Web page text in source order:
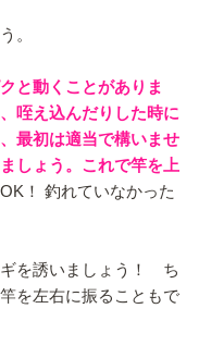
。
と動くことがありま
咥え込んだりした時に
最初は適当で構いませ
しょう。これで竿を上
！ 釣れていなかった
を誘いましょう！ ち
を左右に振ることもで